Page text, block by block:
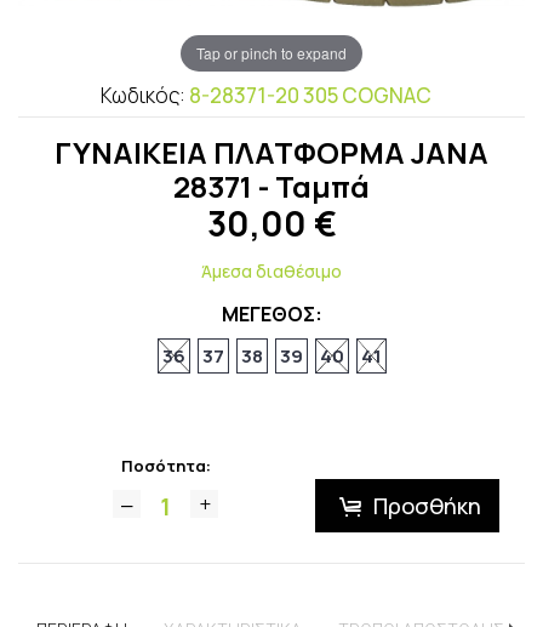
Tap or pinch to expand
Κωδικός: 8-28371-20 305 COGNAC
ΓΥΝΑΙΚΕΙΑ ΠΛΑΤΦΟΡΜΑ JANA
28371 - Ταμπά
30,00 €
Άμεσα διαθέσιμο
ΜΕΓΕΘΟΣ:
36 37 38 39 40 41
Ποσότητα:
Προσθήκη